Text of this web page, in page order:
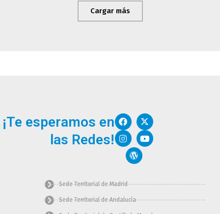
Cargar más
¡Te esperamos en
las Redes!
F
a
c
e
b
o
X
-
t
w
i
r
I
n
s
t
a
g
m
Y
o
u
t
u
W
o
d
p
r
e
s
Sede Territorial de Madrid
Sede Territorial de Andalucía